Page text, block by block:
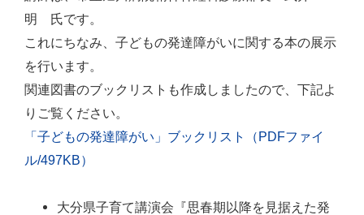
明 氏です。
これにちなみ、子どもの発達障がいに関する本の展示
を行います。
関連図書のブックリストも作成しましたので、下記よ
りご覧ください。
「子どもの発達障がい」ブックリスト（PDFファイ
ル/497KB）
大分県子育て講演会『思春期以降を見据えた発